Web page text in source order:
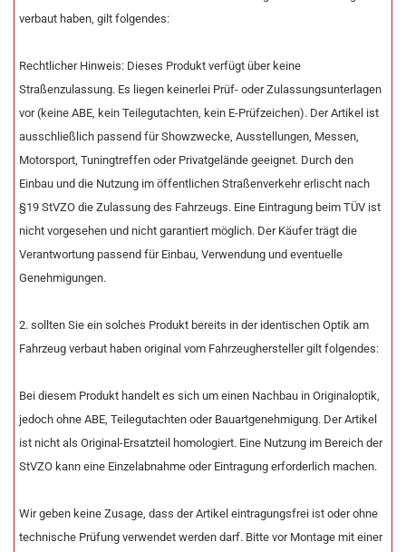
verbaut haben, gilt folgendes:
Rechtlicher Hinweis: Dieses Produkt verfügt über keine
Straßenzulassung. Es liegen keinerlei Prüf- oder Zulassungsunterlagen
vor (keine ABE, kein Teilegutachten, kein E-Prüfzeichen). Der Artikel ist
ausschließlich passend für Showzwecke, Ausstellungen, Messen,
Motorsport, Tuningtreffen oder Privatgelände geeignet. Durch den
Einbau und die Nutzung im öffentlichen Straßenverkehr erlischt nach
§19 StVZO die Zulassung des Fahrzeugs. Eine Eintragung beim TÜV ist
nicht vorgesehen und nicht garantiert möglich. Der Käufer trägt die
Verantwortung passend für Einbau, Verwendung und eventuelle
Genehmigungen.
2. sollten Sie ein solches Produkt bereits in der identischen Optik am
Fahrzeug verbaut haben original vom Fahrzeughersteller gilt folgendes:
Bei diesem Produkt handelt es sich um einen Nachbau in Originaloptik,
jedoch ohne ABE, Teilegutachten oder Bauartgenehmigung. Der Artikel
ist nicht als Original-Ersatzteil homologiert. Eine Nutzung im Bereich der
StVZO kann eine Einzelabnahme oder Eintragung erforderlich machen.
Wir geben keine Zusage, dass der Artikel eintragungsfrei ist oder ohne
technische Prüfung verwendet werden darf. Bitte vor Montage mit einer